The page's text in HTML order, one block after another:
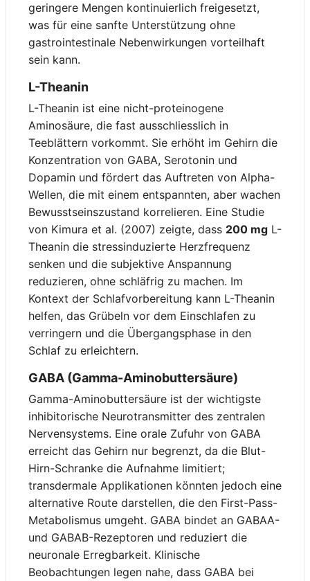
geringere Mengen kontinuierlich freigesetzt,
was für eine sanfte Unterstützung ohne
gastrointestinale Nebenwirkungen vorteilhaft
sein kann.
L-Theanin
L-Theanin ist eine nicht-proteinogene
Aminosäure, die fast ausschliesslich in
Teeblättern vorkommt. Sie erhöht im Gehirn die
Konzentration von GABA, Serotonin und
Dopamin und fördert das Auftreten von Alpha-
Wellen, die mit einem entspannten, aber wachen
Bewusstseinszustand korrelieren. Eine Studie
von Kimura et al. (2007) zeigte, dass 200 mg L-
Theanin die stressinduzierte Herzfrequenz
senken und die subjektive Anspannung
reduzieren, ohne schläfrig zu machen. Im
Kontext der Schlafvorbereitung kann L-Theanin
helfen, das Grübeln vor dem Einschlafen zu
verringern und die Übergangsphase in den
Schlaf zu erleichtern.
GABA (Gamma-Aminobuttersäure)
Gamma-Aminobuttersäure ist der wichtigste
inhibitorische Neurotransmitter des zentralen
Nervensystems. Eine orale Zufuhr von GABA
erreicht das Gehirn nur begrenzt, da die Blut-
Hirn-Schranke die Aufnahme limitiert;
transdermale Applikationen könnten jedoch eine
alternative Route darstellen, die den First-Pass-
Metabolismus umgeht. GABA bindet an GABAA-
und GABAB-Rezeptoren und reduziert die
neuronale Erregbarkeit. Klinische
Beobachtungen legen nahe, dass GABA bei